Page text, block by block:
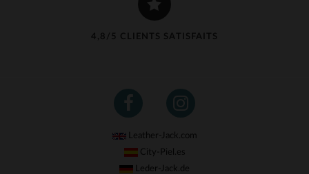
4,8/5 CLIENTS SATISFAITS
Leather-Jack.com
City-Piel.es
Leder-Jack.de